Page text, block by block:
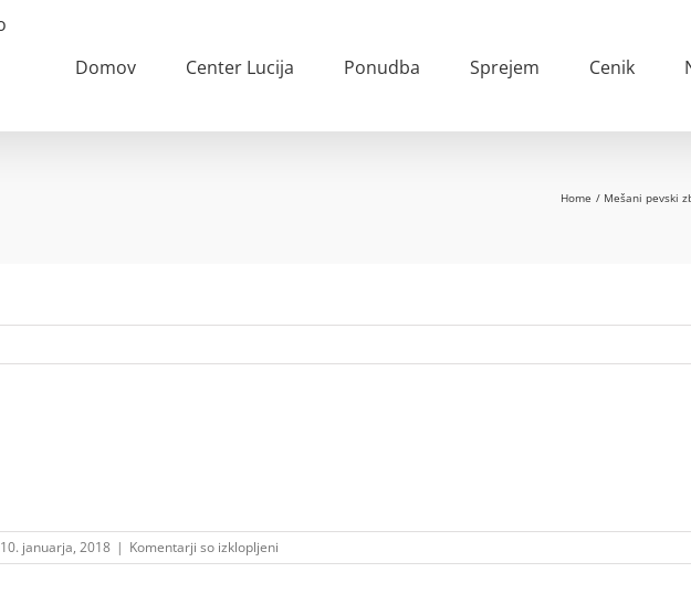
Domov Center Lucija Ponudba Sprejem Cenik
Home Mešani pevski
10. januarja, 2018 | Komentarji so izklopljeni
20180110_100601